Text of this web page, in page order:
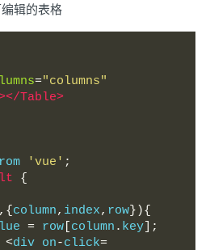
辑的表格
="columns"
Table>
'vue' ;
{
,{ column, index, row}){
= row column . key ];
<div on-click=